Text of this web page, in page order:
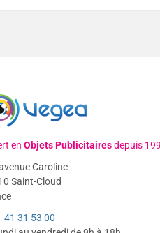
en Objets Publicitairesdepuis
Caroline
Saint-Cloud
41 31 53 00